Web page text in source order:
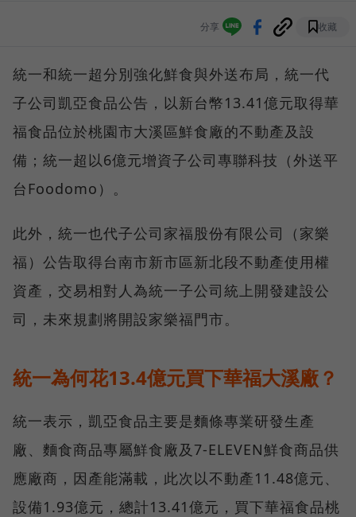
分享 收藏
統一和統一超分別強化鮮食與外送布局，統一代
子公司凱亞食品公告，以新台幣13.41億元取得華
福食品位於桃園市大溪區鮮食廠的不動產及設
備；統一超以6億元增資子公司專聯科技（外送平
台Foodomo）。
此外，統一也代子公司家福股份有限公司（家樂
福）公告取得台南市新市區新北段不動產使用權
資產，交易相對人為統一子公司統上開發建設公
司，未來規劃將開設家樂福門市。
統一為何花13.4億元買下華福大溪廠？
統一表示，凱亞食品主要是麵條專業研發生產
廠、麵食商品專屬鮮食廠及7-ELEVEN鮮食商品供
應廠商，因產能滿載，此次以不動產11.48億元、
設備1.93億元，總計13.41億元，買下華福食品桃